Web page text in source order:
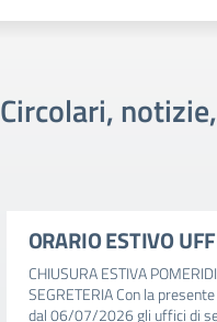
Circolari,
ORARIO ESTIVO
CHIUSURA ESTIVA
SEGRETERIA Con la
dal 06/07/2026 gli uffici di